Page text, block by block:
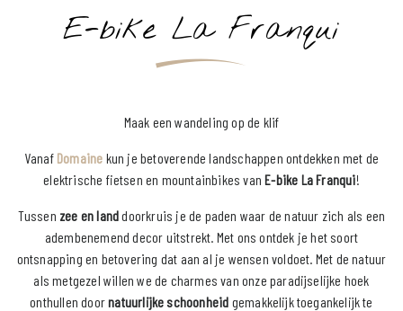
E-bike La Franqui
Maak een wandeling op de klif
Vanaf Domaine kun je betoverende landschappen ontdekken met de
elektrische fietsen en mountainbikes vanE-bike La Franqui!
Tussen zee en landdoorkruis je de paden waar de natuur zich als een
adembenemend decor uitstrekt. Met ons ontdek je het soort
ontsnapping en betovering dat aan al je wensen voldoet. Met de natuur
als metgezel willen we de charmes van onze paradijselijke hoek
onthullen doornatuurlijke schoonheid gemakkelijk toegankelijk te